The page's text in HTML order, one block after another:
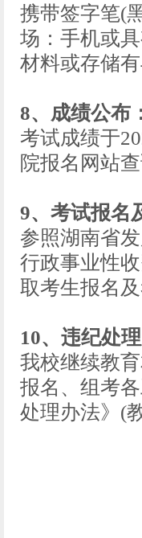
携带签字笔(
场：手机或
材料或存储
8、成绩公布：
考试成绩于
院报名网站查
9、考试报名
参照湖南省
行政事业性
取考生报名及
10、违纪处理
我校继续教
报名、组考
处理办法》(